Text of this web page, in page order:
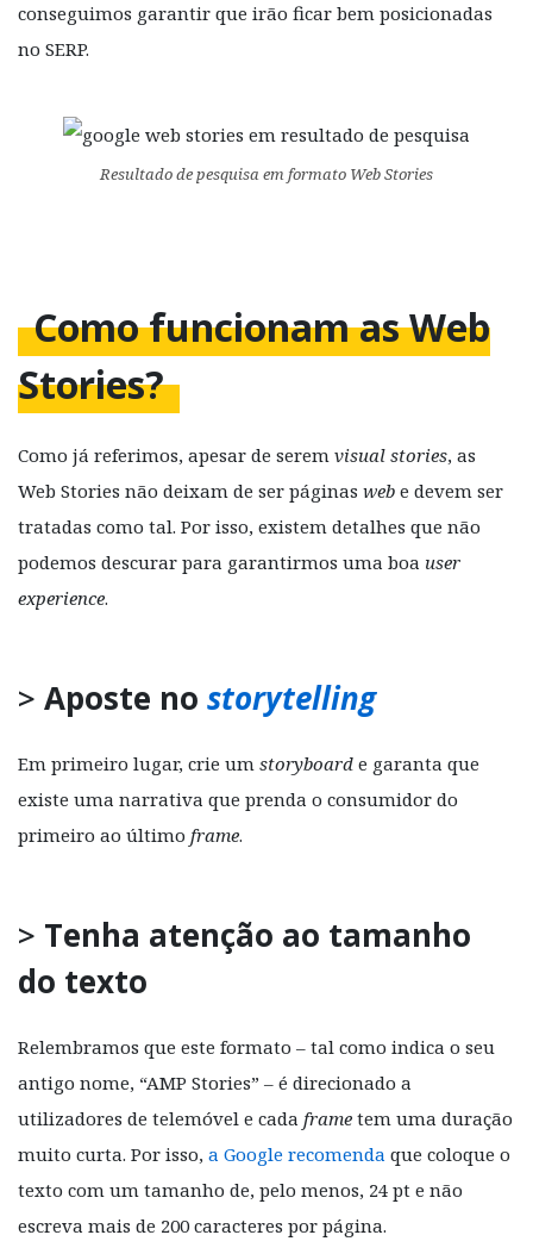
conseguimos garantir que irão ficar bem posicionadas
no SERP.
Resultado de pesquisa em formato Web Stories
Como funcionam as Web
Stories?
Como já referimos, apesar de serem visual stories, as
Web Stories não deixam de ser páginas web e devem ser
tratadas como tal. Por isso, existem detalhes que não
podemos descurar para garantirmos uma boa user
experience.
> Aposte no storytelling
Em primeiro lugar, crie um storyboard e garanta que
existe uma narrativa que prenda o consumidor do
primeiro ao último frame.
> Tenha atenção ao tamanho
do texto
Relembramos que este formato – tal como indica o seu
antigo nome, “AMP Stories” – é direcionado a
utilizadores de telemóvel e cada frame tem uma duração
muito curta. Por isso, a Google recomenda que coloque o
texto com um tamanho de, pelo menos, 24 pt e não
escreva mais de 200 caracteres por página.